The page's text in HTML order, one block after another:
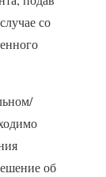
со
об